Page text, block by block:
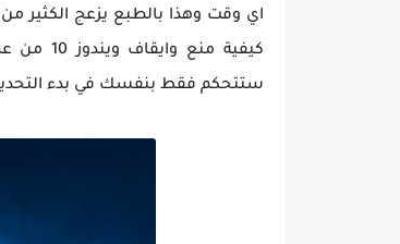
اي وقت وهذا بالطبع يزعج الكثير
كيفية
ستتحكم فقط بنفسك في بدء